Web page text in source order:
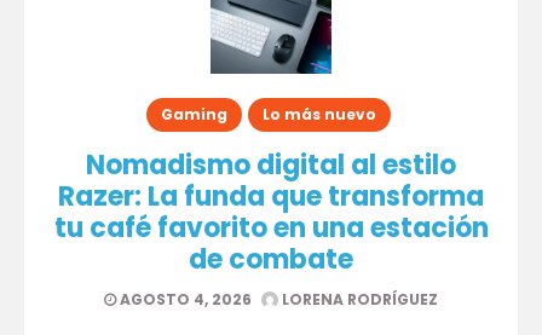
Gaming Lo más nuevo
Nomadismo digital al estilo
Razer: La funda que transforma
tu café favorito en una estación
de combate
AGOSTO 4, 2026 LORENA RODRÍGUEZ